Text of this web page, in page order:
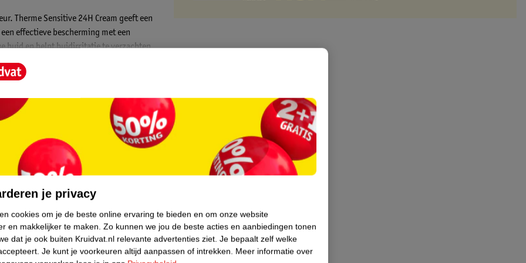
Therme Sensitive 24H Cream geeft een
effectieve bescherming met een
huid en helpt huidirritatie te verzachten,
huid om de effectiviteit te
direct vanuit de tube aan te brengen,
hele oksel te voorzien van een dun
je privacy
cookies om je de beste online ervaring te bieden en om onze website
en makkelijker te maken. Zo kunnen we jou de beste acties en aanbiedingen tonen
dat je ook buiten Kruidvat.nl relevante advertenties ziet. Je bepaalt zelf welke
Je kunt je voorkeuren altijd aanpassen of intrekken. Meer informatie over